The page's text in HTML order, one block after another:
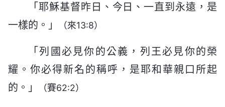
「耶穌基督昨日、今日、一直到永遠，是
一樣的。」
（來13:8）
「列國必見你的公義，列王必見你的榮
耀。你必得新名的稱呼，是耶和華親口所起
的。」
（賽62:2）